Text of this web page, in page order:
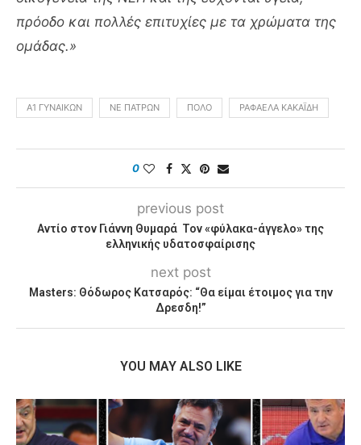
πρόοδο και πολλές επιτυχίες με τα χρώματα της
ομάδας.»
Α1 ΓΥΝΑΙΚΏΝ ΝΕ ΠΑΤΡΏΝ ΠΌΛΟ ΡΑΦΑΈΛΑ ΚΑΚΑΪΔΉ
0
previous post
Αντίο στον Γιάννη Θυμαρά Τον «φύλακα-άγγελο» της
ελληνικής υδατοσφαίρισης
next post
Masters: Θόδωρος Κατσαρός: “Θα είμαι έτοιμος για την
Δρεσδη!”
YOU MAY ALSO LIKE